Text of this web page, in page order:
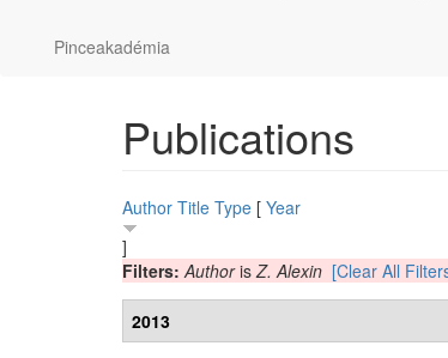
Pinceakadémia
Publications
Author Title Type [ Year
]
Filters:AuthorisZ. Alexin [Clear All
2013